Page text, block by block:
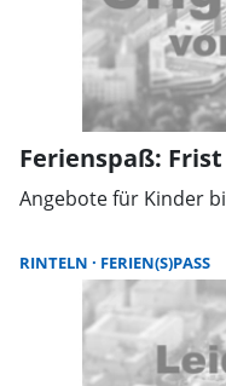
Ferienspaß:
Angebote für Kinder
RINTELN FERIEN(S)PASS